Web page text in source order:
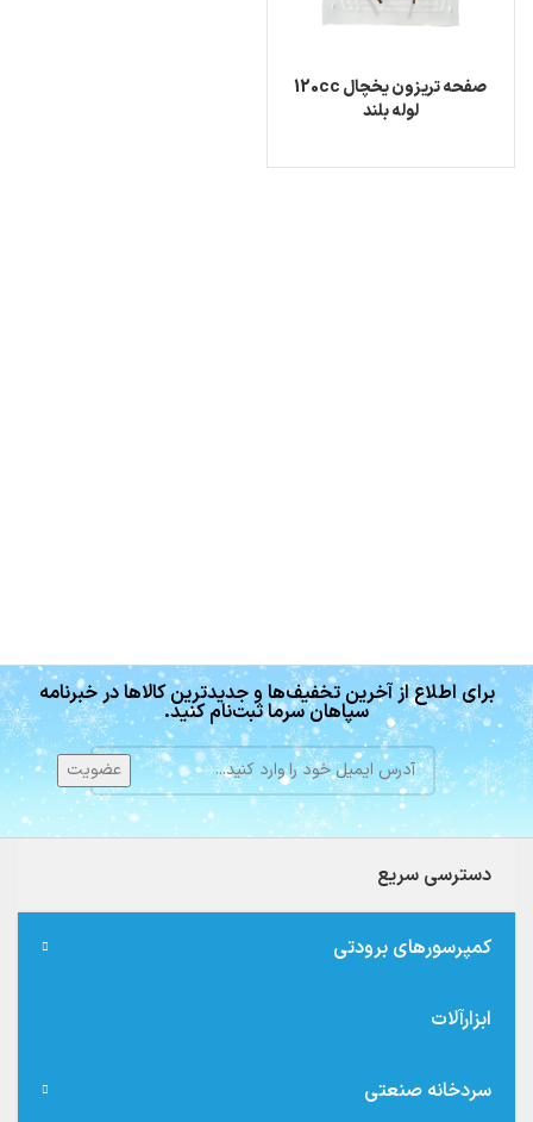
صفحه تریزون یخچال 120cc
لوله بلند
برای اطلاع از آخرین تخفیف‌ها و جدیدترین کالاها در خبرنامه
سپاهان سرما ثبت‌نام کنید.
دسترسی سریع
کمپرسورهای برودتی
ابزارآلات
سردخانه صنعتی